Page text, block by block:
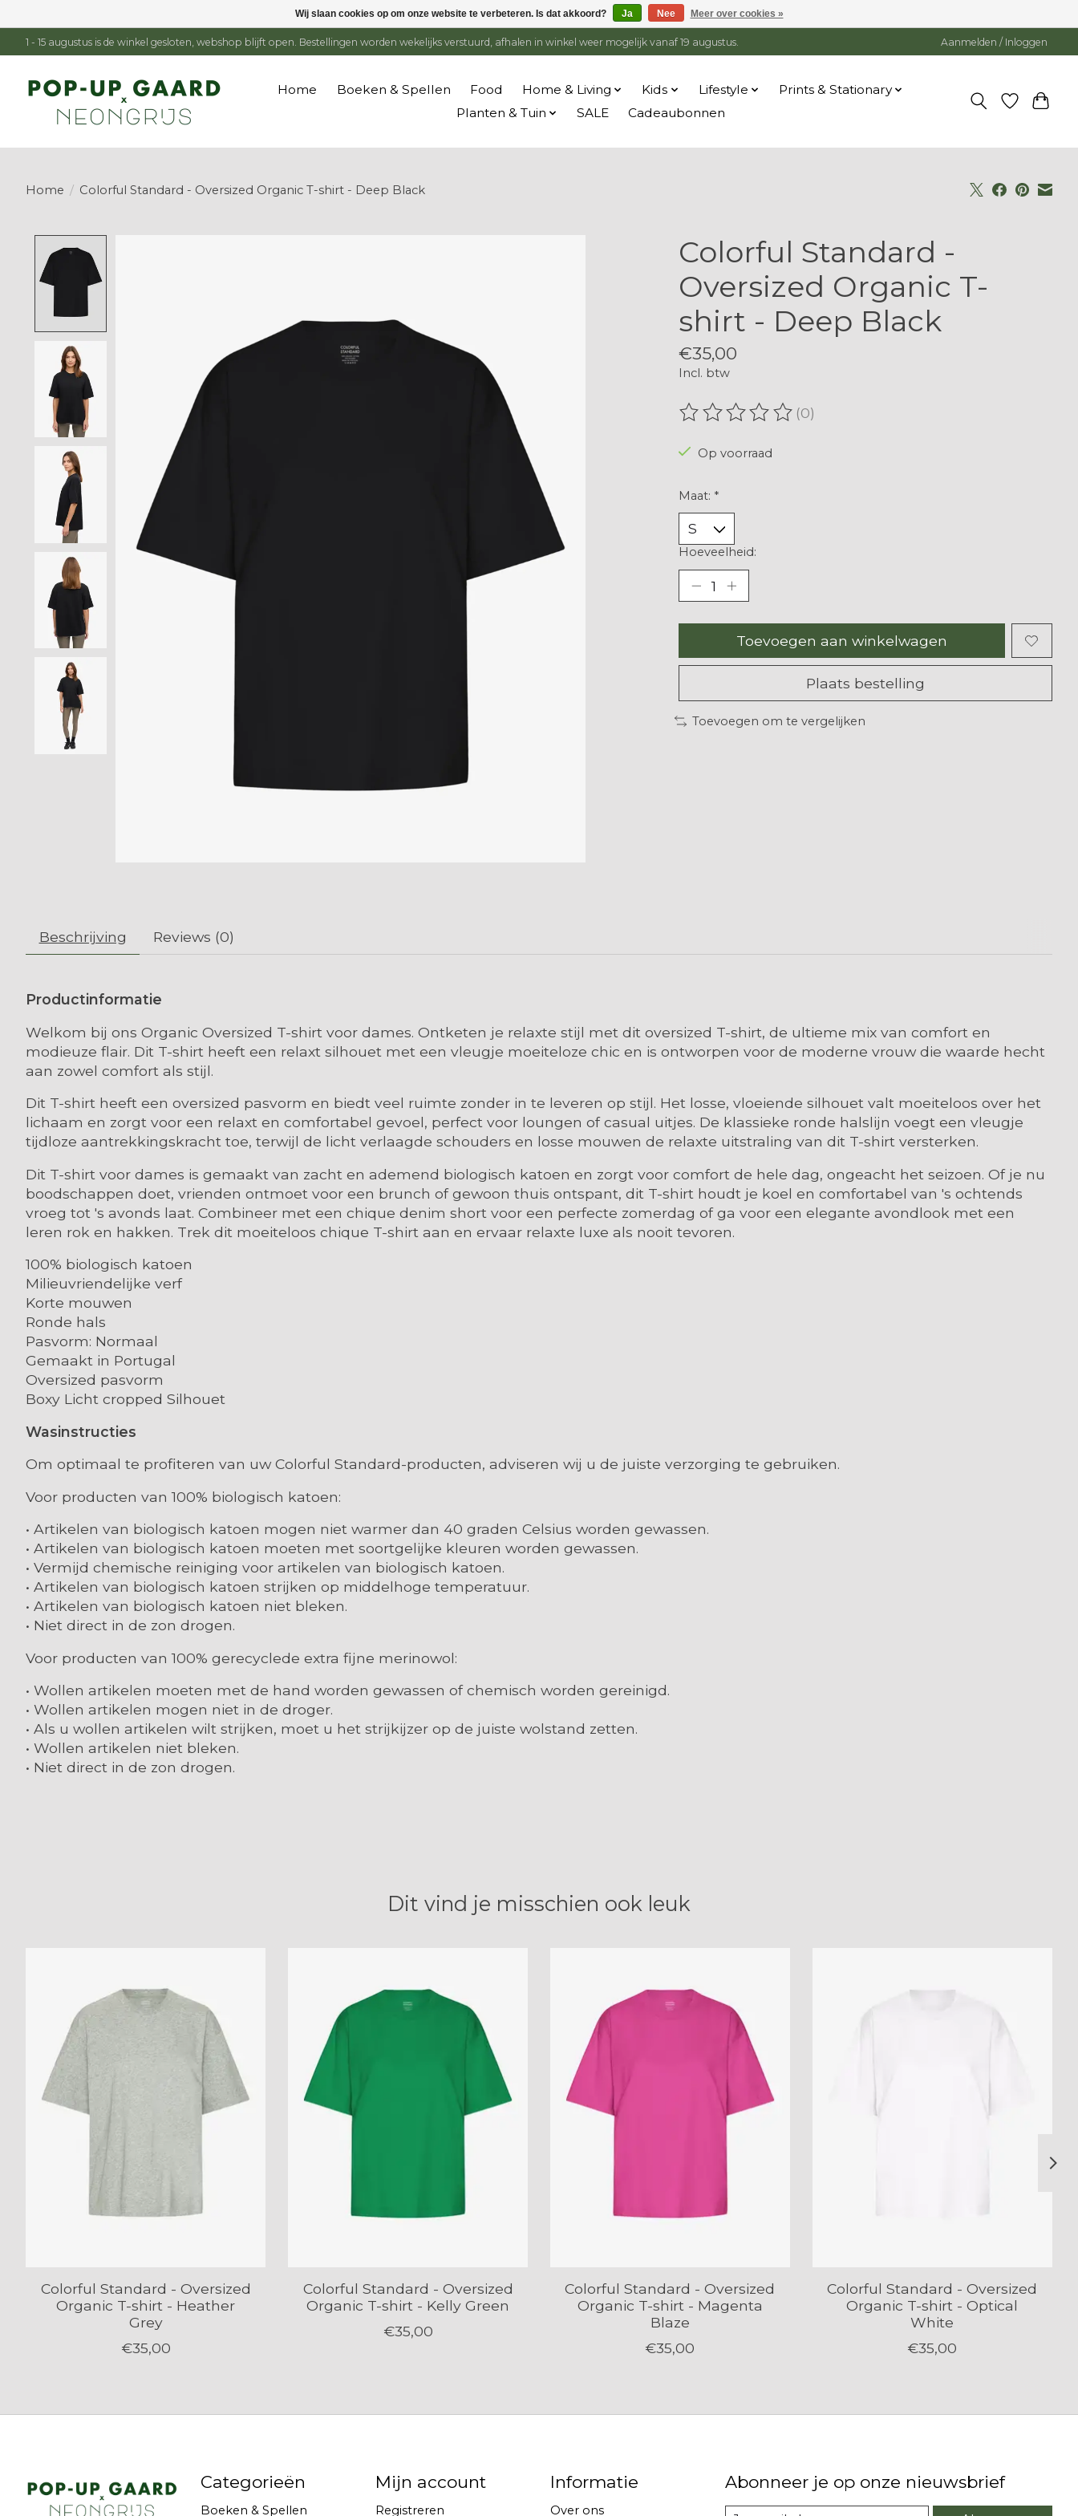
1 - 15 augustus is de winkel gesloten, webshop blijft open. Bestellingen worden wekelijks verstuurd, afhalen in winkel weer mogelijk vanaf 19 augustus. Aanmelden / Inloggen
Home Boeken & Spellen Food Home & Living Kids Lifestyle
Prints & Stationary
Planten & Tuin
SALE Cadeaubonnen
Home / Colorful Standard - Oversized Organic T-shirt - Deep Black
Colorful Standard -
Oversized Organic T-
shirt - Deep Black
€35,00
Incl. btw
De beoordeling van dit product is
(0)
Op voorraad
Maat: *
Hoeveelheid:
Toevoegen aan winkelwagen
Plaats bestelling
Toevoegen om te vergelijken
Beschrijving Reviews (0)
Productinformatie
Welkom bij ons Organic Oversized T-shirt voor dames. Ontketen je relaxte stijl met dit oversized T-shirt, de ultieme mix van comfort en
modieuze flair. Dit T-shirt heeft een relaxt silhouet met een vleugje moeiteloze chic en is ontworpen voor de moderne vrouw die waarde hecht
aan zowel comfort als stijl.
Dit T-shirt heeft een oversized pasvorm en biedt veel ruimte zonder in te leveren op stijl. Het losse, vloeiende silhouet valt moeiteloos over het
lichaam en zorgt voor een relaxt en comfortabel gevoel, perfect voor loungen of casual uitjes. De klassieke ronde halslijn voegt een vleugje
tijdloze aantrekkingskracht toe, terwijl de licht verlaagde schouders en losse mouwen de relaxte uitstraling van dit T-shirt versterken.
Dit T-shirt voor dames is gemaakt van zacht en ademend biologisch katoen en zorgt voor comfort de hele dag, ongeacht het seizoen. Of je nu
boodschappen doet, vrienden ontmoet voor een brunch of gewoon thuis ontspant, dit T-shirt houdt je koel en comfortabel van 's ochtends
vroeg tot 's avonds laat. Combineer met een chique denim short voor een perfecte zomerdag of ga voor een elegante avondlook met een
leren rok en hakken. Trek dit moeiteloos chique T-shirt aan en ervaar relaxte luxe als nooit tevoren.
100% biologisch katoen
Milieuvriendelijke verf
Korte mouwen
Ronde hals
Pasvorm: Normaal
Gemaakt in Portugal
Oversized pasvorm
Boxy Licht cropped Silhouet
Wasinstructies
Om optimaal te profiteren van uw Colorful Standard-producten, adviseren wij u de juiste verzorging te gebruiken.
Voor producten van 100% biologisch katoen:
• Artikelen van biologisch katoen mogen niet warmer dan 40 graden Celsius worden gewassen.
• Artikelen van biologisch katoen moeten met soortgelijke kleuren worden gewassen.
• Vermijd chemische reiniging voor artikelen van biologisch katoen.
• Artikelen van biologisch katoen strijken op middelhoge temperatuur.
• Artikelen van biologisch katoen niet bleken.
• Niet direct in de zon drogen.
Voor producten van 100% gerecyclede extra fijne merinowol:
• Wollen artikelen moeten met de hand worden gewassen of chemisch worden gereinigd.
• Wollen artikelen mogen niet in de droger.
• Als u wollen artikelen wilt strijken, moet u het strijkijzer op de juiste wolstand zetten.
• Wollen artikelen niet bleken.
• Niet direct in de zon drogen.
Dit vind je misschien ook leuk
Colorful Standard - Oversized
Organic T-shirt - Heather
Grey
€35,00
Colorful Standard - Oversized
Organic T-shirt - Kelly Green
€35,00
Colorful Standard - Oversized
Organic T-shirt - Magenta
Blaze
€35,00
Colorful Standard - Oversized
Organic T-shirt - Optical
White
€35,00
Categorieën
Boeken & Spellen
Mijn account
Registreren
Informatie
Over ons
Abonneer je op onze nieuwsbrief
Wij slaan cookies op om onze website te verbeteren. Is dat akkoord? Ja Nee Meer over cookies »